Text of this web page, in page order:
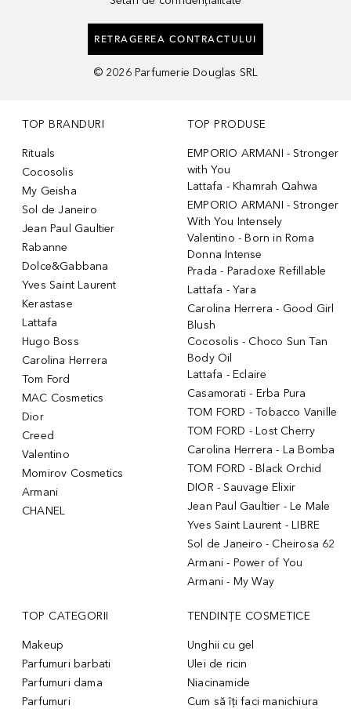
RETRAGEREA CONTRACTULUI
© 2026 Parfumerie Douglas SRL
TOP BRANDURI
Rituals
Cocosolis
My Geisha
Sol de Janeiro
Jean Paul Gaultier
Rabanne
Dolce&Gabbana
Yves Saint Laurent
Kerastase
Lattafa
Hugo Boss
Carolina Herrera
Tom Ford
MAC Cosmetics
Dior
Creed
Valentino
Momirov Cosmetics
Armani
CHANEL
TOP PRODUSE
EMPORIO ARMANI - Stronger
with You
Lattafa - Khamrah Qahwa
EMPORIO ARMANI - Stronger
With You Intensely
Valentino - Born in Roma
Donna Intense
Prada - Paradoxe Refillable
Lattafa - Yara
Carolina Herrera - Good Girl
Blush
Cocosolis - Choco Sun Tan
Body Oil
Lattafa - Eclaire
Casamorati - Erba Pura
TOM FORD - Tobacco Vanille
TOM FORD - Lost Cherry
Carolina Herrera - La Bomba
TOM FORD - Black Orchid
DIOR - Sauvage Elixir
Jean Paul Gaultier - Le Male
Yves Saint Laurent - LIBRE
Sol de Janeiro - Cheirosa 62
Armani - Power of You
Armani - My Way
TOP CATEGORII
Makeup
Parfumuri barbati
Parfumuri dama
Parfumuri
TENDINȚE COSMETICE
Unghii cu gel
Ulei de ricin
Niacinamide
Cum să îți faci manichiura